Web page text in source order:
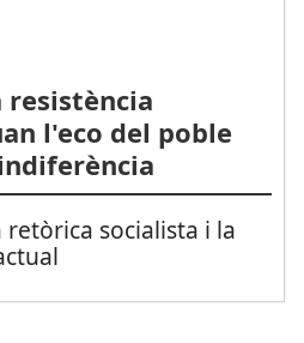
resistència
l'eco del poble
retòrica socialista i la